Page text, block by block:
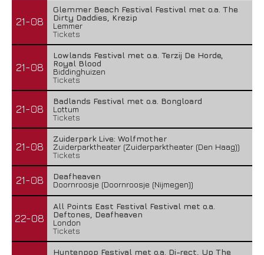
21-08
Glemmer Beach Festival Festival met o.a. The
Dirty Daddies, Krezip
Lemmer
Tickets
21-08
Lowlands Festival met o.a. Terzij De Horde,
Royal Blood
Biddinghuizen
Tickets
21-08
Badlands Festival met o.a. Bongloard
Lottum
Tickets
21-08
Zuiderpark Live: Wolfmother
Zuiderparktheater (Zuiderparktheater (Den Haag))
Tickets
21-08
Deafheaven
Doornroosje (Doornroosje (Nijmegen))
22-08
All Points East Festival Festival met o.a.
Deftones, Deafheaven
London
Tickets
Huntenpop Festival met o.a. Di-rect, Up The